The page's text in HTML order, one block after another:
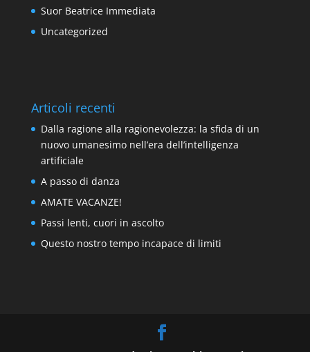
Suor Beatrice Immediata
Uncategorized
Articoli recenti
Dalla ragione alla ragionevolezza: la sfida di un
nuovo umanesimo nell’era dell’intelligenza
artificiale
A passo di danza
AMATE VACANZE!
Passi lenti, cuori in ascolto
Questo nostro tempo incapace di limiti